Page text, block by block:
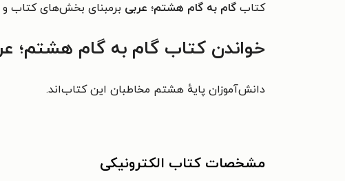
کتاب گام به گام هشتم؛ عربی برمبنای بخش‌های کتاب
خواندن کتاب گام به گام هشتم؛
دانش‌آموزان پایهٔ هشتم مخاطبان این کتاب‌اند.
مشخصات کتاب الکترونیکی